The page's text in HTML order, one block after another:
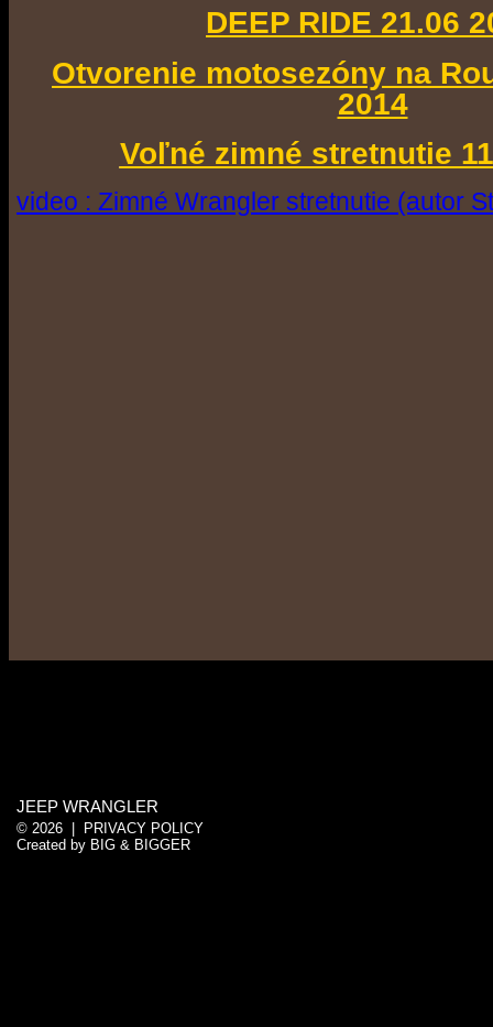
DEEP RIDE 21.06
Otvorenie motosezóny na
2014
Voľné zimné stretnutie
video : Zimné Wrangler stretnutie (autor
JEEP WRANGLER
© 2026 |
PRIVACY POLICY
Created by BIG & BIGGER